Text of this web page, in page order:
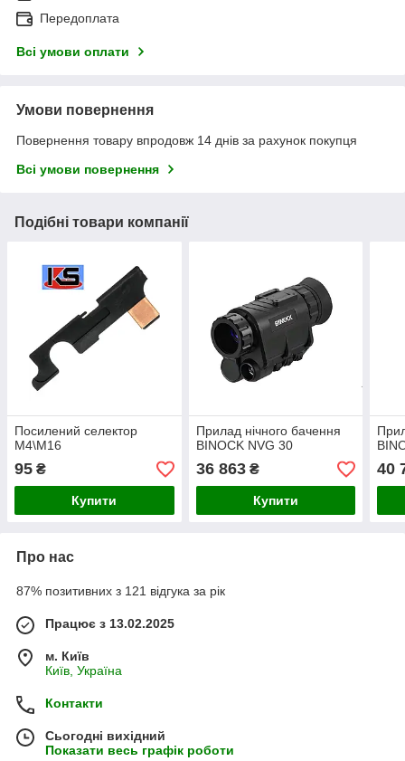
Передоплата
Всі умови оплати
Умови повернення
Повернення товару впродовж 14 днів за рахунок покупця
Всі умови повернення
Подібні товари компанії
Посилений селектор
M4\M16
95 ₴
Купити
Прилад нічного бачення
BINOCK NVG 30
36 863₴
Купити
40
Про нас
87% позитивних з 121 відгука за рік
Працює з 13.02.2025
м. Київ
Київ, Україна
Контакти
Сьогодні вихідний
Показати весь графік роботи